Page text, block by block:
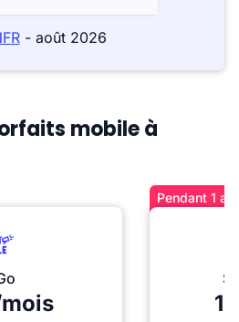
- août 2026
mobile à
Pendant 1